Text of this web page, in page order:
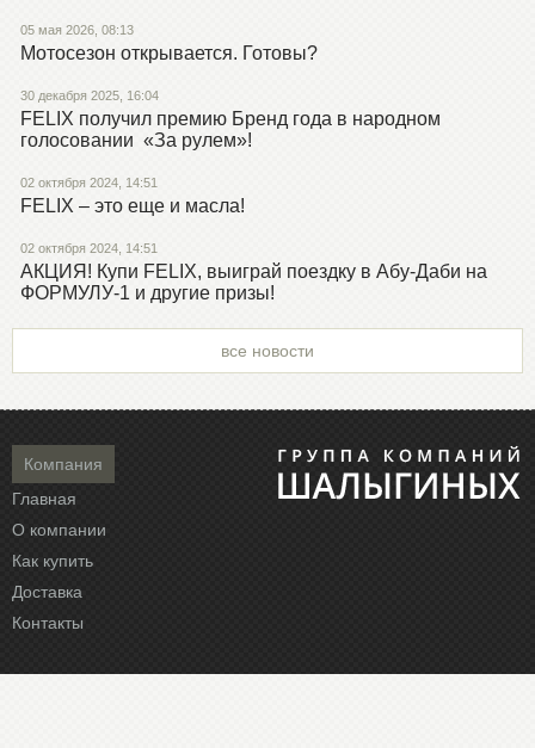
05 мая 2026, 08:13
Мотосезон открывается. Готовы?
30 декабря 2025, 16:04
FELIX получил премию Бренд года в народном
голосовании «За рулем»!
02 октября 2024, 14:51
FELIX – это еще и масла!
02 октября 2024, 14:51
АКЦИЯ! Купи FELIX, выиграй поездку в Абу-Даби на
ФОРМУЛУ-1 и другие призы!
все новости
Компания
Главная
О компании
Как купить
Доставка
Контакты